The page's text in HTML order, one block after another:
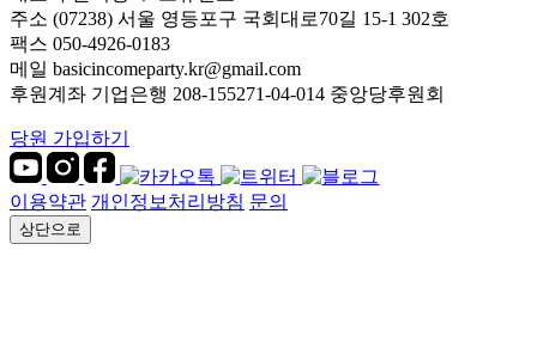
주소 (07238) 서울 영등포구 국회대로70길 15-1 302호
팩스 050-4926-0183
메일 basicincomeparty.kr@gmail.com
후원계좌 기업은행 208-155271-04-014 중앙당후원회
당원 가입하기
이용약관 개인정보처리방침 문의
상단으로